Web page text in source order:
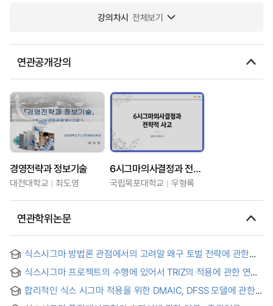
강의차시 전체보기
연관공개강의
경영전략과 정보기술
대전대학교 최도영
6시그마의사결정과 전략적 사고
국립목포대학교 우형록
연관학위논문
식스시그마 방법론 관점에서의 고려말 왜구 토벌 전략에 관한
Study on Late Goryeo’s Strategy to Suppress a Japanese
Invasion from the Six Sigma Perspective : With the Focus
on the Process from the Jinpo Battle to the Hwangsan
식스시그마 프로젝트의 수행에 있어서 TRIZ의 적용에 관한 연구
implementation
합리적인 식스 시그마 적용을 위한 DMAIC, DFSS 모델에 관한